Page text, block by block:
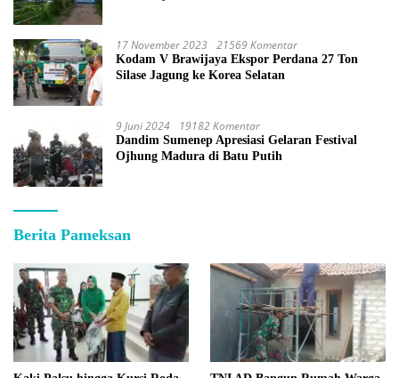
17 November 2023 21569 Komentar
Kodam V Brawijaya Ekspor Perdana 27 Ton
Silase Jagung ke Korea Selatan
9 Juni 2024 19182 Komentar
Dandim Sumenep Apresiasi Gelaran Festival
Ojhung Madura di Batu Putih
Berita Pameksan